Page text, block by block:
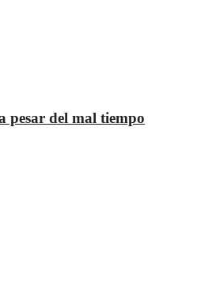
pesar del mal tiempo